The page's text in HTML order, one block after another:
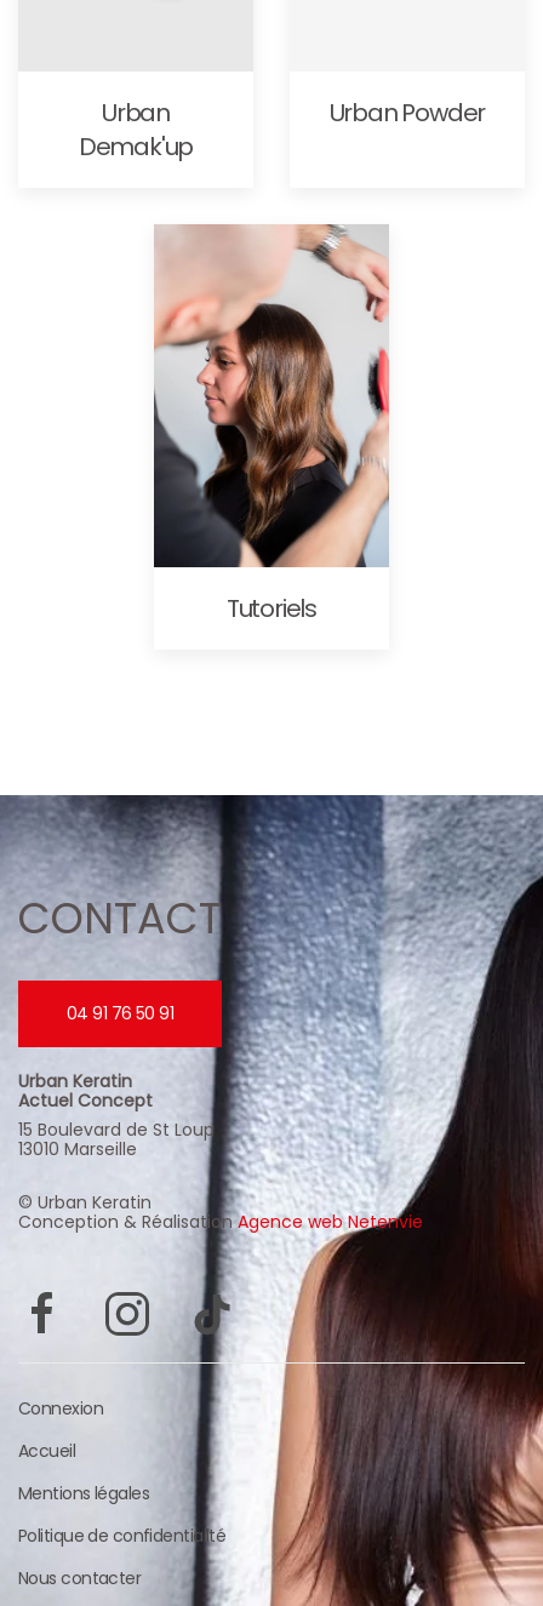
Urban
Demak'up
Urban Powder
Tutoriels
CONTACT
04 91 76 50 91
Urban Keratin
Actuel Concept
15 Boulevard de St Loup
13010 Marseille
© Urban Keratin
Conception & RéalisationAgence web Netenvie
Connexion
Accueil
Mentions légales
Politique de confidentialité
Nous contacter